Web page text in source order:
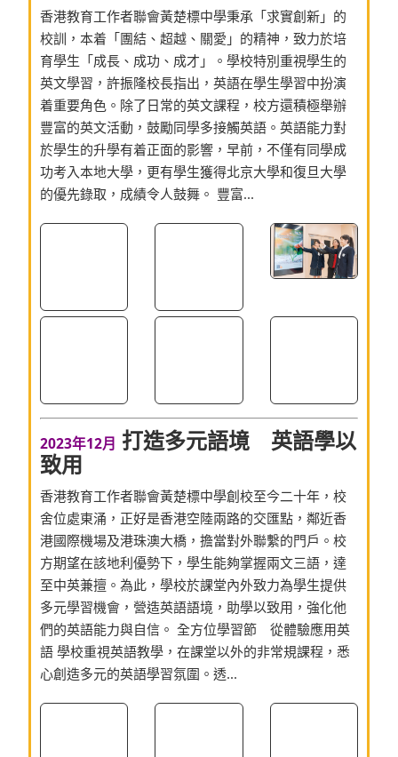
香港教育工作者聯會黃楚標中學秉承「求實創新」的
校訓，本着「團結、超越、關愛」的精神，致力於培
育學生「成長、成功、成才」。學校特別重視學生的
英文學習，許振隆校長指出，英語在學生學習中扮演
着重要角色。除了日常的英文課程，校方還積極舉辦
豐富的英文活動，鼓勵同學多接觸英語。英語能力對
於學生的升學有着正面的影響，早前，不僅有同學成
功考入本地大學，更有學生獲得北京大學和復旦大學
的優先錄取，成績令人鼓舞。 豐富...
2023年12月 打造多元語境 英語學以
致用
香港教育工作者聯會黃楚標中學創校至今二十年，校
舍位處東涌，正好是香港空陸兩路的交匯點，鄰近香
港國際機場及港珠澳大橋，擔當對外聯繫的門戶。校
方期望在該地利優勢下，學生能夠掌握兩文三語，達
至中英兼擅。為此，學校於課堂內外致力為學生提供
多元學習機會，營造英語語境，助學以致用，強化他
們的英語能力與自信。 全方位學習節 從體驗應用英
語 學校重視英語教學，在課堂以外的非常規課程，悉
心創造多元的英語學習氛圍。透...